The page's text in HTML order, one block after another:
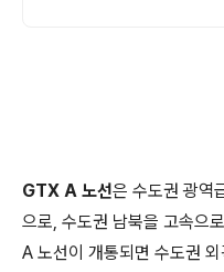
GTX A 노선은 수도권 광역
으로, 수도권 남북을 고속으
A 노선이 개통되면 수도권